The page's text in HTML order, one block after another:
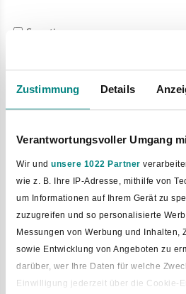
Zustimmung Details
Verantwortungsvoller Umgang
Wir und unsere 1022 Partner
wie z. B. Ihre IP-Adresse, mithilfe von
um Informationen auf Ihrem Gerät zu
zuzugreifen und so personalisierte
Messungen von Werbung und Inhalten,
sowie Entwicklung von Angeboten zu
darüber, wer Ihre Daten für welche
Einwilligung jederzeit über die Cookie-
Sonstiges
Schadensort (Straße,
Leuchtenmast-Nummer, etc.) *
Gesehen am*
Sonstige Anregungen